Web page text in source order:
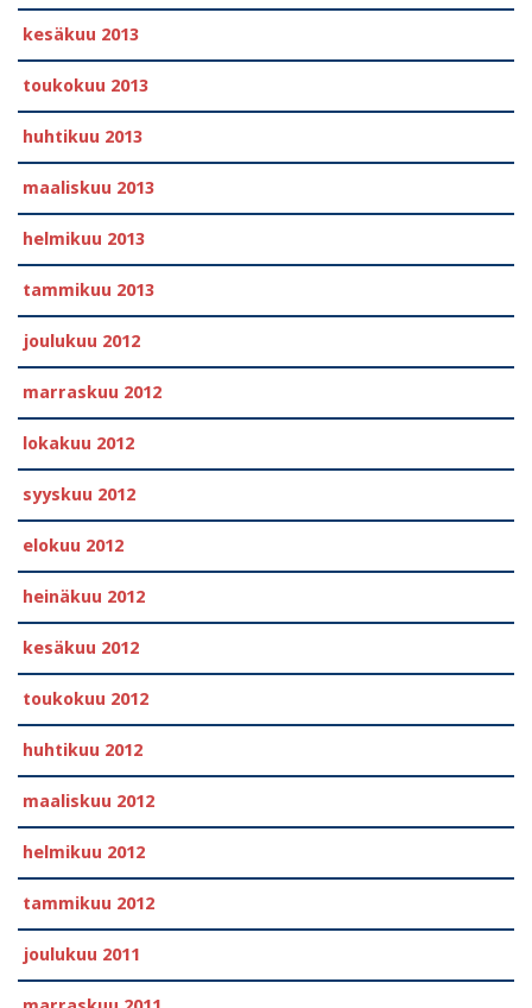
kesäkuu 2013
toukokuu 2013
huhtikuu 2013
maaliskuu 2013
helmikuu 2013
tammikuu 2013
joulukuu 2012
marraskuu 2012
lokakuu 2012
syyskuu 2012
elokuu 2012
heinäkuu 2012
kesäkuu 2012
toukokuu 2012
huhtikuu 2012
maaliskuu 2012
helmikuu 2012
tammikuu 2012
joulukuu 2011